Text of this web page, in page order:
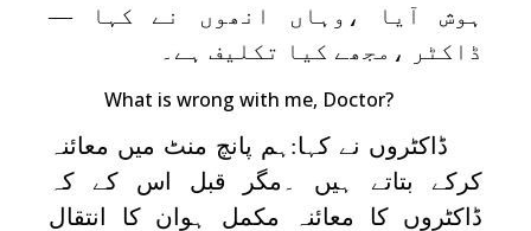
ہوش آیا ،وہاں انھوں نے کہا —
ڈاکٹر ،مجھے کیا تکلیف ہے۔
What is wrong with me, Doctor?
ڈاکٹروں نے کہا:ہم پانچ منٹ میں معائنہ
کرکے بتاتے ہیں ۔مگر قبل اس کے کہ
ڈاکٹروں کا معائنہ مکمل ہوان کا انتقال